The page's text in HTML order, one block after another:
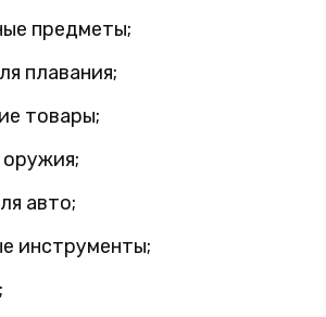
предметы;
плавания;
товары;
авто;
инструменты;